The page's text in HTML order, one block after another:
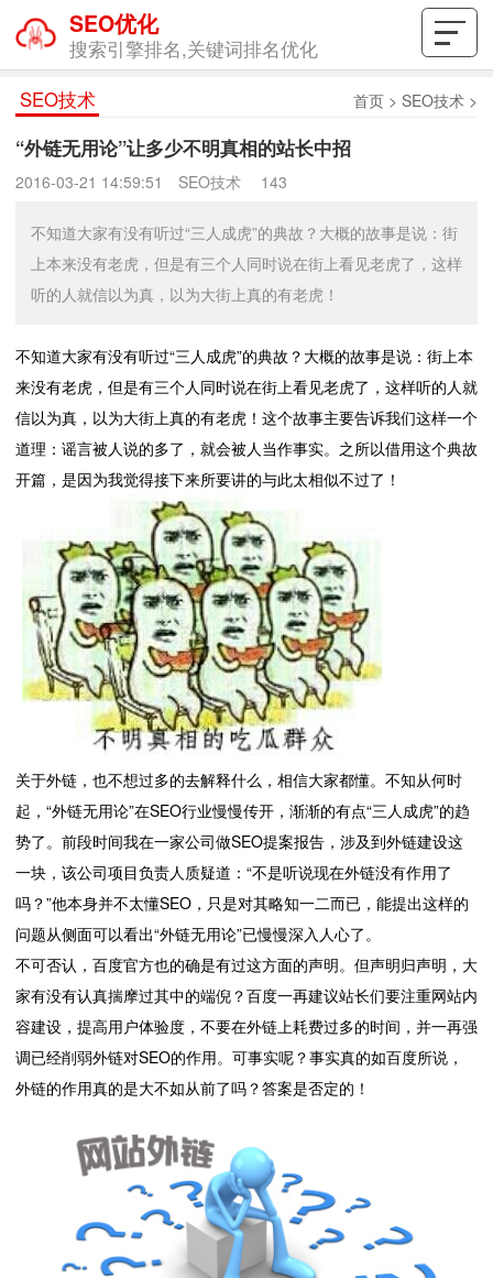
SEO优化
搜索引擎排名,关键词排名优化
SEO技术
首页 > SEO技术 >
“外链无用论”让多少不明真相的站长中招
2016-03-21 14:59:51 SEO技术 143
不知道大家有没有听过“三人成虎”的典故？大概的故事是说：街
上本来没有老虎，但是有三个人同时说在街上看见老虎了，这样
听的人就信以为真，以为大街上真的有老虎！
不知道大家有没有听过“三人成虎”的典故？大概的故事是说：街上本
来没有老虎，但是有三个人同时说在街上看见老虎了，这样听的人就
信以为真，以为大街上真的有老虎！这个故事主要告诉我们这样一个
道理：谣言被人说的多了，就会被人当作事实。之所以借用这个典故
开篇，是因为我觉得接下来所要讲的与此太相似不过了！
关于外链，也不想过多的去解释什么，相信大家都懂。不知从何时
起，“外链无用论”在SEO行业慢慢传开，渐渐的有点“三人成虎”的趋
势了。前段时间我在一家公司做SEO提案报告，涉及到外链建设这
一块，该公司项目负责人质疑道：“不是听说现在外链没有作用了
吗？”他本身并不太懂SEO，只是对其略知一二而已，能提出这样的
问题从侧面可以看出“外链无用论”已慢慢深入人心了。
不可否认，百度官方也的确是有过这方面的声明。但声明归声明，大
家有没有认真揣摩过其中的端倪？百度一再建议站长们要注重网站内
容建设，提高用户体验度，不要在外链上耗费过多的时间，并一再强
调已经削弱外链对SEO的作用。可事实呢？事实真的如百度所说，
外链的作用真的是大不如从前了吗？答案是否定的！